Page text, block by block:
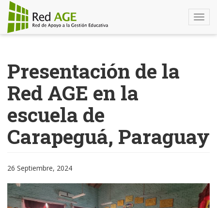
contenido
principal
Presentación de la
Red AGE en la
escuela de
Carapeguá, Paraguay
26 Septiembre, 2024